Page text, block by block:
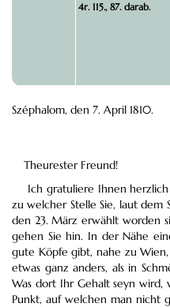
4r. 115., 87. darab.
Széphalom, den 7. April 1810.
Theurester Freund!
Ich gratuliere Ihnen
zu welcher Stelle Sie, laut dem
den 23. März erwählt worden
gehen Sie hin. In der Nähe
gute Köpfe gibt, nahe zu
etwas ganz anders, als in
Was dort Ihr Gehalt seyn wird,
Punkt, auf welchen man nicht